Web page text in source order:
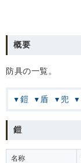
概要
防具の一覧。
鎧 盾 兜
鎧
名称